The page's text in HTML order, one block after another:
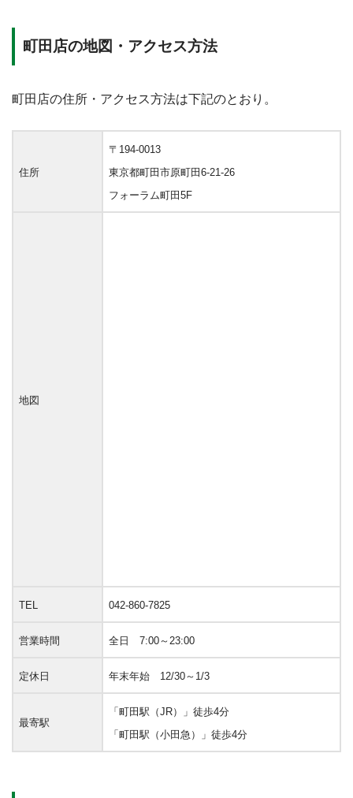
町田店の地図・アクセス方法
町田店の住所・アクセス方法は下記のとおり。
住所
〒194-0013
東京都町田市原町田6-21-26
フォーラム町田5F
地図
TEL 042-860-7825
営業時間 全日 7:00～23:00
定休日 年末年始 12/30～1/3
最寄駅
「町田駅（JR）」徒歩4分
「町田駅（小田急）」徒歩4分